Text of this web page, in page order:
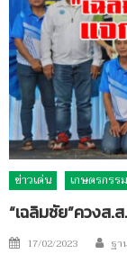
ข่าวเด่น เกษตรกรร
“เฉลิมชัย”ควงส.
Posted
17/02/2023 ฐา